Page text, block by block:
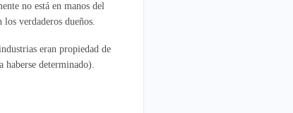
no está en manos del
verdaderos dueños.
eran propiedad de
haberse determinado).